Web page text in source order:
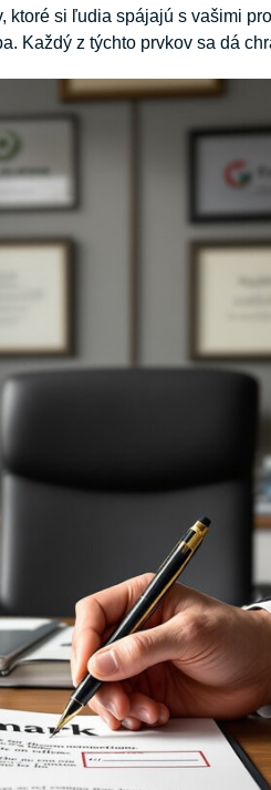
si ľudia spájajú s vašimi
Každý z týchto prvkov sa dá